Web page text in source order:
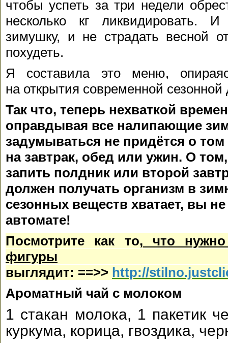
чтобы успеть за три недели
несколько кг ликвидировать.
зимушку, и не страдать весной
похудеть.
Я составила это меню,
на открытия современной сезонной
Так что, теперь нехваткой
оправдывая все налипающие
задумываться не придётся о том
на завтрак, обед или ужин. О
запить полдник или второй
должен получать организм в
сезонных веществ хватает, вы не
автомате!
Посмотрите как то, что
фигуры
выглядит: ==>> http://
Ароматный чай с молоком
1 стакан молока, 1 пакетик
куркума, корица, гвоздика,